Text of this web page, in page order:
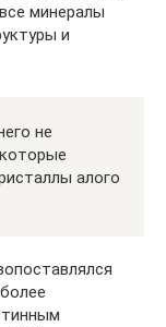
минералы
и
не
алого